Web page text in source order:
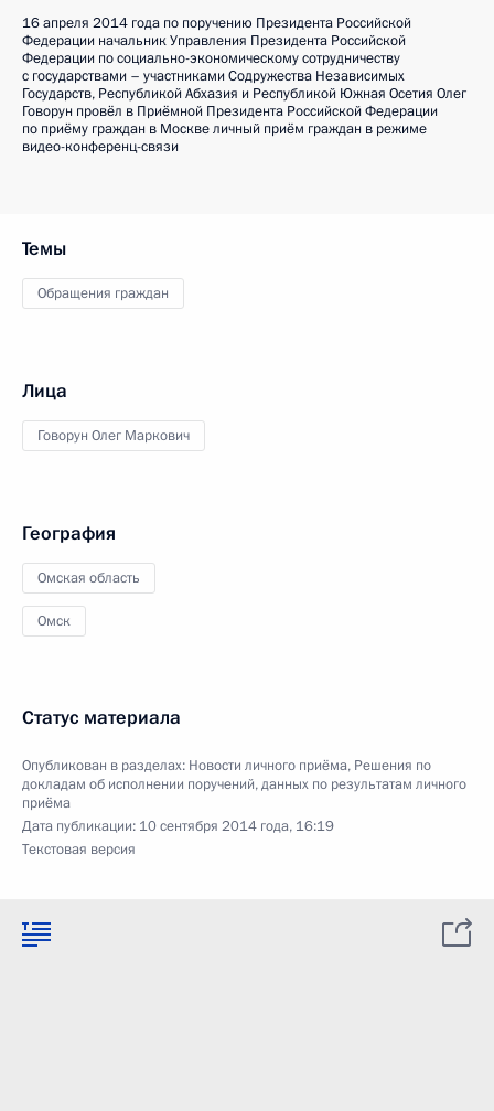
16 апреля 2014 года по поручению Президента Российской
Федерации начальник Управления Президента Российской
Федерации по социально-экономическому сотрудничеству
с государствами – участниками Содружества Независимых
Государств, Республикой Абхазия и Республикой Южная Осетия Олег
Говорун провёл в Приёмной Президента Российской Федерации
по приёму граждан в Москве личный приём граждан в режиме
видео-конференц-связи
Темы
Обращения граждан
Лица
Говорун Олег Маркович
География
Омская область
Омск
Статус материала
Опубликован в разделах: Новости личного приёма, Решения по
докладам об исполнении поручений, данных по результатам личного
приёма
Дата публикации: 10 сентября 2014 года, 16:19
Текстовая версия